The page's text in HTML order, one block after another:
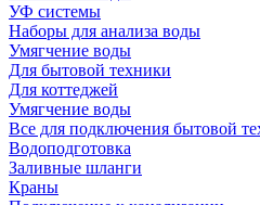
УФ системы
Наборы для анализа воды
Умягчение воды
Для бытовой техники
Для коттеджей
Умягчение воды
Все для подключения бытовой
Водоподготовка
Заливные шланги
Краны